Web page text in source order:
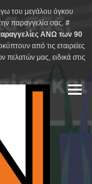
του μεγάλου όγκου
παραγγελία σας. #
ΑΝΩ των 90
από τις εταιρείες
μας, ειδικά στις